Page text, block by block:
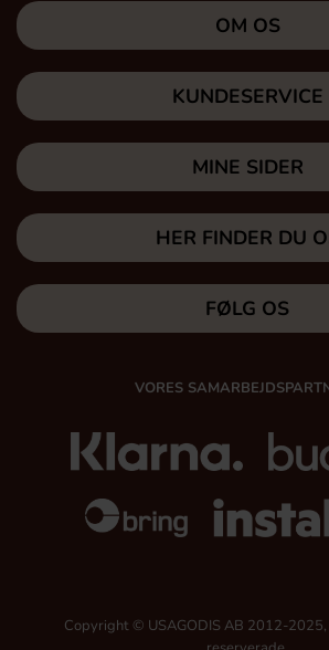
OM OS
KUNDESERVICE
MINE SIDER
HER FINDER DU
FØLG OS
VORES
Copyright © USAGODIS AB 2012-